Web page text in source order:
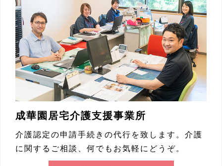
成華園居宅介護支援事業所
介護認定の申請手続きの代行を致します。介護
に関するご相談、何でもお気軽にどうぞ。